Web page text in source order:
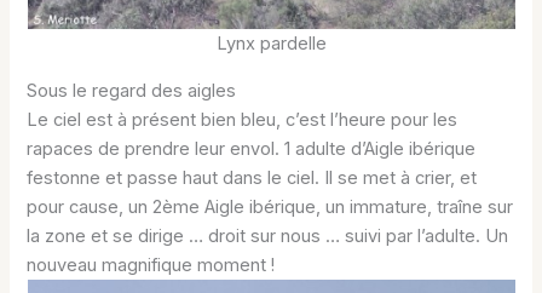
Lynx pardelle
Sous le regard des aigles
Le ciel est à présent bien bleu, c’est l’heure pour les
rapaces de prendre leur envol. 1 adulte d’Aigle ibérique
festonne et passe haut dans le ciel. Il se met à crier, et
pour cause, un 2ème Aigle ibérique, un immature, traîne sur
la zone et se dirige … droit sur nous … suivi par l’adulte. Un
nouveau magnifique moment !